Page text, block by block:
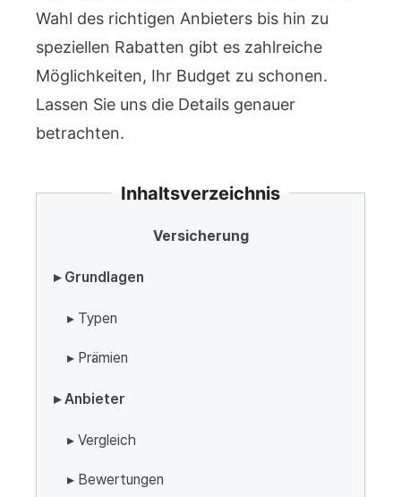
Wahl des richtigen Anbieters bis hin zu
speziellen Rabatten gibt es zahlreiche
Möglichkeiten, Ihr Budget zu schonen.
Lassen Sie uns die Details genauer
betrachten.
Inhaltsverzeichnis
Versicherung
▸ Grundlagen
▸ Typen
▸ Prämien
▸ Anbieter
▸ Vergleich
▸ Bewertungen